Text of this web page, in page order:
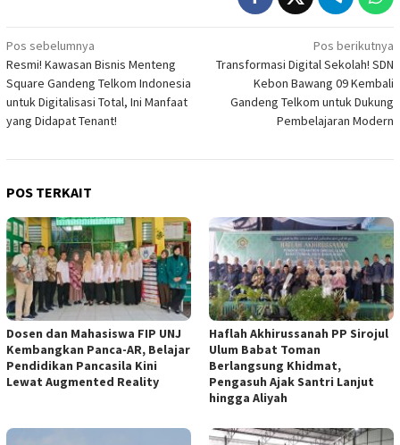
Navigasi
pos
Pos sebelumnya
Resmi! Kawasan Bisnis Menteng
Square Gandeng Telkom Indonesia
untuk Digitalisasi Total, Ini Manfaat
yang Didapat Tenant!
Pos berikutnya
Transformasi Digital Sekolah! SDN
Kebon Bawang 09 Kembali
Gandeng Telkom untuk Dukung
Pembelajaran Modern
POS TERKAIT
Dosen dan Mahasiswa FIP UNJ
Kembangkan Panca-AR, Belajar
Pendidikan Pancasila Kini
Lewat Augmented Reality
Haflah Akhirussanah PP Sirojul
Ulum Babat Toman
Berlangsung Khidmat,
Pengasuh Ajak Santri Lanjut
hingga Aliyah